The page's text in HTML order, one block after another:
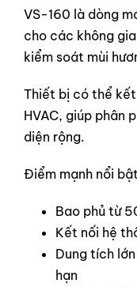
VS-160 là dòng
cho các không
kiểm soát mùi
Thiết bị có thể
HVAC, giúp phân
diện rộng.
Điểm mạnh nổi
Bao phủ từ
Kết nối hệ
Dung tích
hạn